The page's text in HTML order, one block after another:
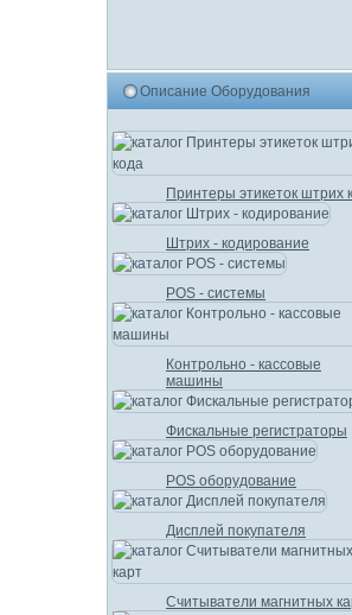
Описание Оборудования
Принтеры этикеток штрих
Штрих - кодирование
POS - системы
Контрольно - кассовые
машины
Фискальные регистраторы
POS оборудование
Дисплей покупателя
Считыватели магнитных